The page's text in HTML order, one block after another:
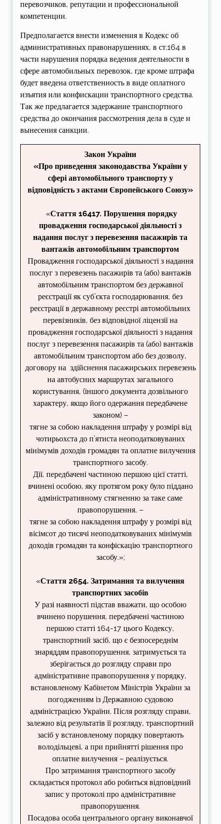
перевозчиков, репутации и профессиональной
компетенции.
Предполагается внести изменения в Кодекс об
административных правонарушениях, в ст.164 в
части нарушения порядка ведения деятельности в
сфере автомобильных перевозок, где кроме штрафа
будет введена ответственность в виде оплатного
изъятия или конфискации транспортного средства.
Так же предлагается задержание транспортного
средства до окончания рассмотрения дела в суде и
вынесения санкции.
Закон України
«Про приведення законодавства України у
сфері автомобільного транспорту у
відповідність з актами Європейського Союзу»
«Стаття 16417. Порушення порядку
провадження господарської діяльності з
надання послуг з перевезення пасажирів та
вантажів автомобільним транспортом
Провадження господарської діяльності з надання
послуг з перевезень пасажирів та (або) вантажів
автомобільним транспортом без державної
реєстрації як суб’єкта господарювання, без
реєстрації в державному реєстрі автомобільних
перевізників, без відповідної ліцензії на
провадження господарської діяльності з надання
послуг з перевезення пасажирів та (або) вантажів
автомобільним транспортом або без дозволу,
договору на здійснення пасажирських перевезень
на автобусних маршрутах загального
користування, (іншого документа дозвільного
характеру, якщо його одержання передбачене
законом) –
тягне за собою накладення штрафу у розмірі від
чотирьохста до п’ятиста неоподатковуваних
мінімумів доходів громадян та оплатне вилучення
транспортного засобу.
Дії, передбачені частиною першоюцієї статті,
вчинені особою, яку протягом року було піддано
адміністративному стягненню за таке саме
правопорушення, –
тягне за собою накладення штрафу у розмірі від
вісімсот до тисячі неоподатковуваних мінімумів
доходів громадян та конфіскацію транспортного
засобу.»;
«Стаття 2654. Затримання та вилучення
транспортних засобів
У разі наявності підстав вважати, що особою
вчинено порушення, передбачені частиною
першою статті 164-17 цього Кодексу,
транспортний засіб, що є безпосереднім
знаряддям правопорушення, затримується та
зберігається до розгляду справи про
адміністративне правопорушення у порядку,
встановленому Кабінетом Міністрів України за
погодженням із Державною судовою
адміністрацією України. Після розгляду справи,
залежно від результатів її розгляду, транспортний
засіб у встановленому порядку повертають
володільцеві, а при прийнятті рішення про
оплатне вилучення – реалізується.
Про затримання транспортного засобу
складається протокол або робиться відповідний
запис у протоколі про адміністративне
правопорушення.
Посадова особа центрального органу виконавчої